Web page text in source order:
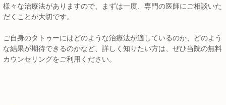
様々な治療法がありますので、まずは一度、専門の医師にご相談いた
だくことが大切です。
ご自身のタトゥーにはどのような治療法が適しているのか、どのよう
な結果が期待できるのかなど、詳しく知りたい方は、ぜひ当院の無料
カウンセリングをご利用ください。